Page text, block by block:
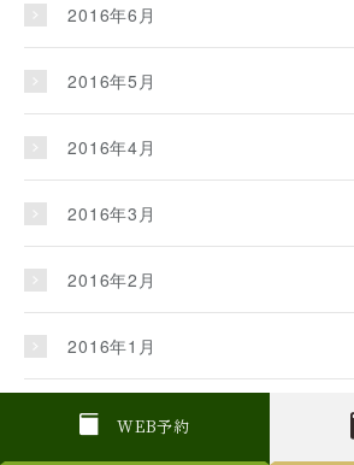
W EB予約
2016年6月
2016年5月
2016年4月
2016年3月
2016年2月
2016年1月
2015年12月